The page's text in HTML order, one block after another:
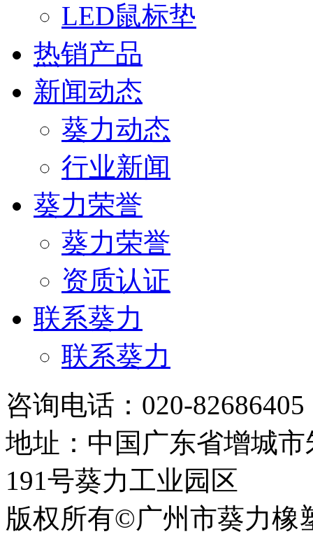
LED鼠标垫
热销产品
新闻动态
葵力动态
行业新闻
葵力荣誉
葵力荣誉
资质认证
联系葵力
联系葵力
咨询电话：020-
地址：中国广东省增城
191号葵力工业园区
版权所有©广州市葵力橡